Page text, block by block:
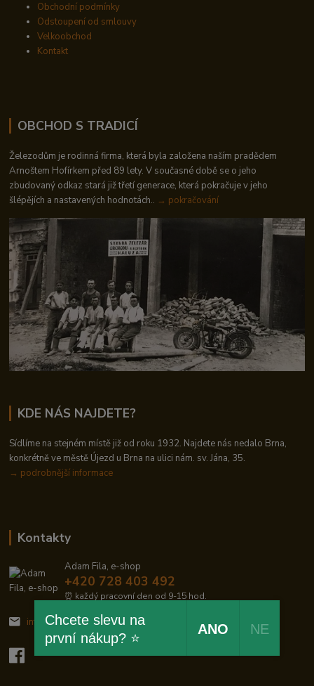
Obchodní podmínky
Odstoupení od smlouvy
Velkoobchod
Kontakt
OBCHOD S TRADICÍ
Železodům je rodinná firma, která byla založena naším pradědem
Arnoštem Hofírkem před 89 lety. V současné době se o jeho
zbudovaný odkaz stará již třetí generace, která pokračuje v jeho
šlépějích a nastavených hodnotách.. → pokračování
KDE NÁS NAJDETE?
Sídlíme na stejném místě již od roku 1932. Najdete nás nedalo Brna,
konkrétně ve městě Újezd u Brna na ulici nám. sv. Jána, 35.
→ podrobnější informace
Kontakty
Adam Fila, e-shop
+420 728 403 492
⏰ každý pracovní den od 9-15 hod.
info@zelezodum.cz
Chcete slevu na
první nákup? ⭐
ANO NE